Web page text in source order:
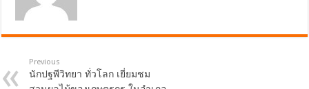
Previous
นักปฐพีวิทยา ทั่วโลก เยี่ยมชม